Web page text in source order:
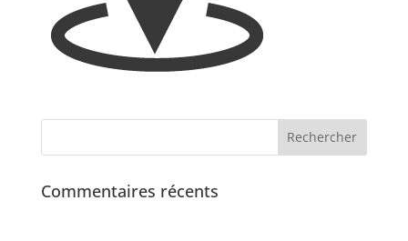
Commentaires récents